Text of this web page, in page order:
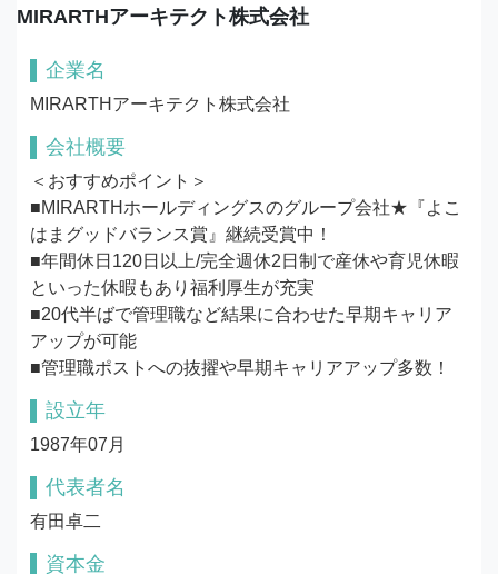
MIRARTHアーキテクト株式会社
企業名
MIRARTHアーキテクト株式会社
会社概要
＜おすすめポイント＞
■MIRARTHホールディングスのグループ会社★『よこ
はまグッドバランス賞』継続受賞中！
■年間休日120日以上/完全週休2日制で産休や育児休暇
といった休暇もあり福利厚生が充実
■20代半ばで管理職など結果に合わせた早期キャリア
アップが可能
■管理職ポストへの抜擢や早期キャリアアップ多数！
設立年
1987年07月
代表者名
有田卓二
資本金